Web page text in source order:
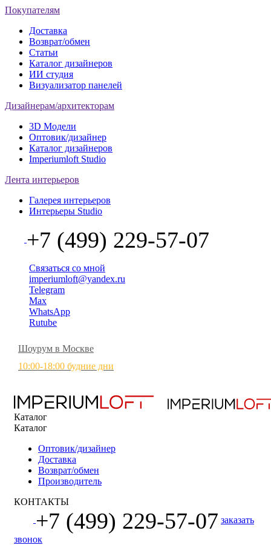
Покупателям
Доставка
Возврат/обмен
Статьи
Каталог дизайнеров
ИИ студия
Визуализатор панелей
Дизайнерам/архитекторам
3D Модели
Оптовик/дизайнер
Каталог дизайнеров
Imperiumloft Studio
Лента интерьеров
Галерея интерьеров
Интерьеры Studio
+7 (499) 229-57-07
Связаться со мной
imperiumloft@yandex.ru
Telegram
Max
WhatsApp
Rutube
Шоурум в Москве
10:00-18:00 будние дни
Каталог
Каталог
Оптовик/дизайнер
Доставка
Возврат/обмен
Производитель
КОНТАКТЫ
+7 (499) 229-57-07 заказать
звонок